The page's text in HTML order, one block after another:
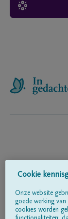
Volg ons op
Cookie
Onze website
goede werking
cookies worden